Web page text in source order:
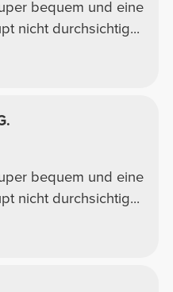
bequem und eine
nicht durchsichtig...
bequem und eine
nicht durchsichtig...